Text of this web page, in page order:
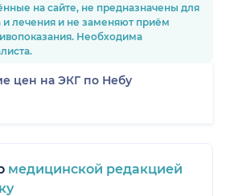
на сайте, не предназначены для
и лечения и не заменяют приём
Необходима
цен на ЭКГ по Небу
медицинской редакцией